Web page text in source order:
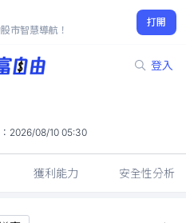
市智慧導航！
打開
登入
2026/08/10 05:30
獲利能力 安全性分析